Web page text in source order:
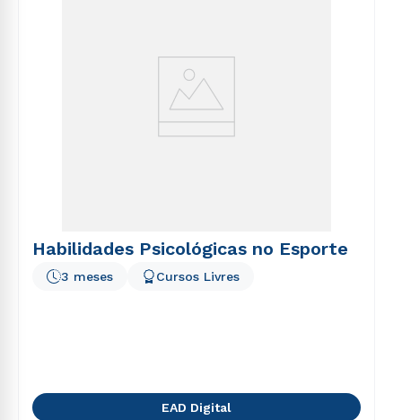
Habilidades Psicológicas no Esporte
3 meses Cursos Livres
EAD Digital